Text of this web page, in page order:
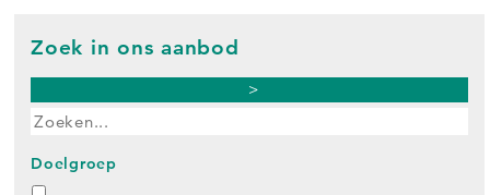
Zoek in ons aanbod
>
Doelgroep